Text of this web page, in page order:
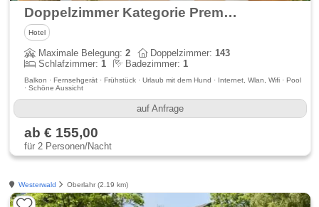
Doppelzimmer Kategorie Premium
Hotel
Maximale Belegung:2 Doppelzimmer:143
Schlafzimmer:1 Badezimmer:1
Balkon · Fernsehgerät · Frühstück · Urlaub mit dem Hund · Internet, Wlan, Wifi · Pool
· Schöne Aussicht
auf Anfrage
ab € 155,00
für 2 Personen/Nacht
Westerwald Oberlahr (2.19 km)